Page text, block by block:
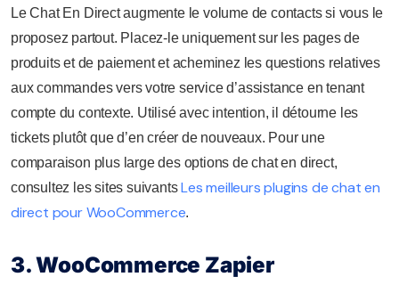
Le Chat En Direct augmente le volume de contacts si vous le
proposez partout. Placez-le uniquement sur les pages de
produits et de paiement et acheminez les questions relatives
aux commandes vers votre service d’assistance en tenant
compte du contexte. Utilisé avec intention, il détourne les
tickets plutôt que d’en créer de nouveaux. Pour une
comparaison plus large des options de chat en direct,
consultez les sites suivantsLes meilleurs plugins de chat en
direct pour WooCommerce.
3. WooCommerce Zapier